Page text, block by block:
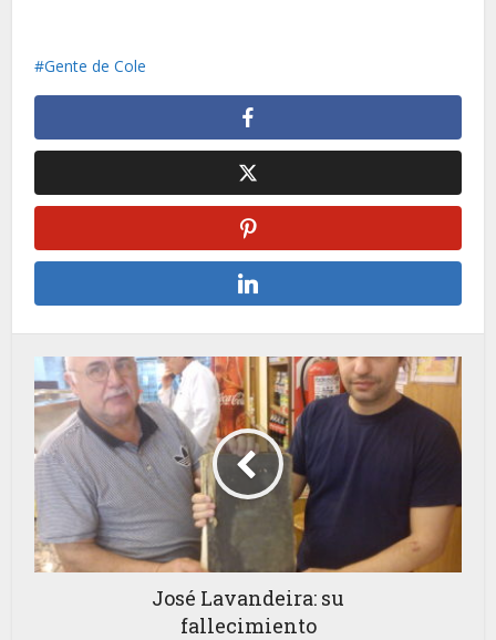
Gente de Cole
José Lavandeira: su
fallecimiento